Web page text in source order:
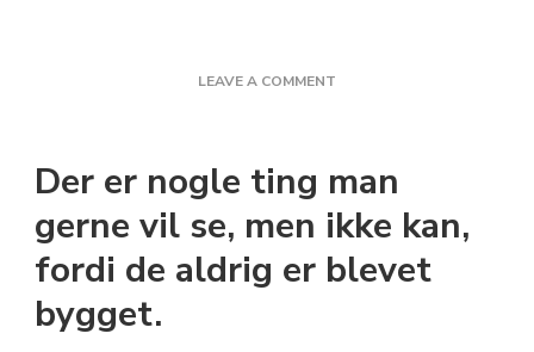
LEAVE A COMMENT
BRIDGE:
DER
ALDRIG
BLEV
Der er nogle ting man
gerne vil se, men ikke kan,
fordi de aldrig er blevet
bygget.